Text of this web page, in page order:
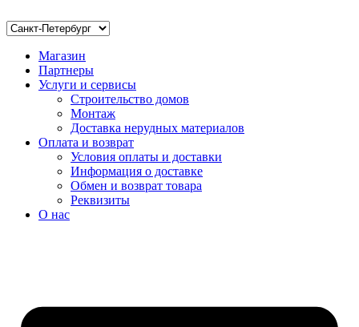
Магазин
Партнеры
Услуги и сервисы
Строительство домов
Монтаж
Доставка нерудных материалов
Оплата и возврат
Условия оплаты и доставки
Информация о доставке
Обмен и возврат товара
Реквизиты
О нас